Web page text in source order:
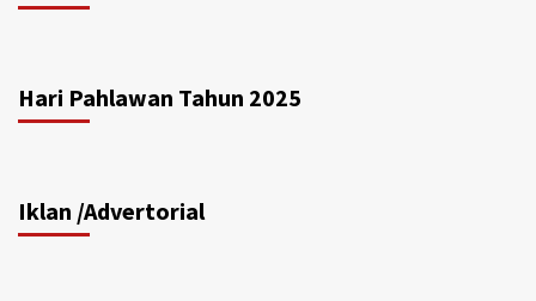
Hari Pahlawan Tahun 2025
Iklan /Advertorial